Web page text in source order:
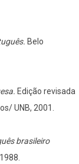
Belo
Edição revisada
UNB, 2001.
brasileiro